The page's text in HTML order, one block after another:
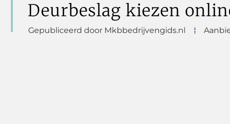
Deurbeslag kiezen
Gepubliceerd door Mkbbedrijvengids.nl